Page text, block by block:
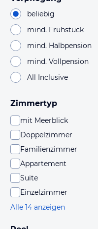
beliebig
mind. Frühstück
mind. Halbpension
mind. Vollpension
All Inclusive
Zimmertyp
mit Meerblick
Doppelzimmer
Familienzimmer
Appartement
Suite
Einzelzimmer
Alle 14 anzeigen